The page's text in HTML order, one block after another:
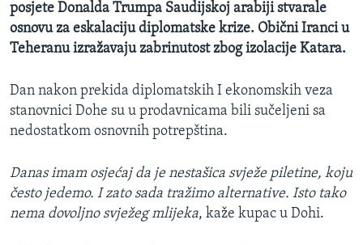
posjete Donalda Trumpa Saudijskoj arabiji stvarale
osnovu za eskalaciju diplomatske krize. Obični Iranci u
Teheranu izražavaju zabrinutost zbog izolacije Katara.
Dan nakon prekida diplomatskih I ekonomskih veza
stanovnici Dohe su u prodavnicama bili sučeljeni sa
nedostatkom osnovnih potrepština.
Danas imam osjećaj da je nestašica svježe piletine, koju
često jedemo. I zato sada tražimo alternative. Isto tako
nema dovoljno svježeg mlijeka, kaže kupac u Dohi.